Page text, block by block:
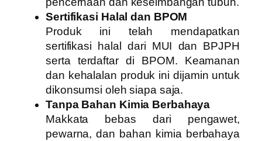
Sertifikasi Halal dan BPOM
Produk ini telah mendapatkan
sertifikasi halal dari MUI dan BPJPH
serta terdaftar di BPOM. Keamanan
dan kehalalan produk ini dijamin untuk
dikonsumsi oleh siapa saja.
Tanpa Bahan Kimia Berbahaya
Makkata bebas dari pengawet,
pewarna, dan bahan kimia berbahaya